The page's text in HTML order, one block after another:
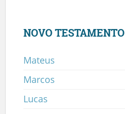
NOVO TESTAMENTO
Mateus
Marcos
Lucas